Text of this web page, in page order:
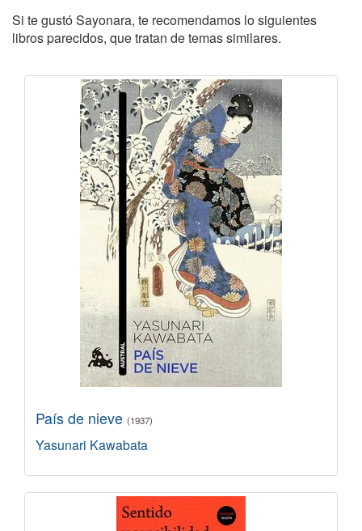
Si te gustó Sayonara, te recomendamos lo siguientes
libros parecidos, que tratan de temas similares.
País de nieve (1937)
Yasunari Kawabata